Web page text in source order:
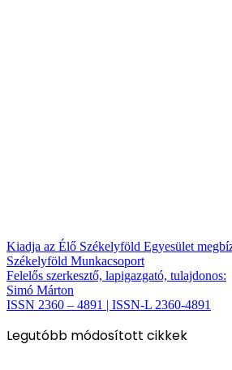
Kiadja az Élő Székelyföld Egyesület
Székelyföld Munkacsoport
Felelős szerkesztő, lapigazgató, tulajdonos:
Simó Márton
ISSN 2360 – 4891 | ISSN-L 2360-4891
Legutóbb módosított cikkek